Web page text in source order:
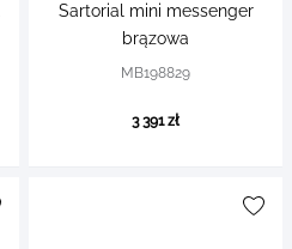
Sartorial mini messenger
brązowa
MB198829
3 391 zł